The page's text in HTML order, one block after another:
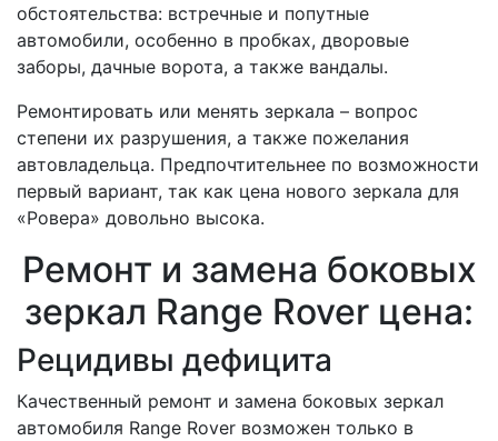
обстоятельства: встречные и попутные
автомобили, особенно в пробках, дворовые
заборы, дачные ворота, а также вандалы.
Ремонтировать или менять зеркала – вопрос
степени их разрушения, а также пожелания
автовладельца. Предпочтительнее по возможности
первый вариант, так как цена нового зеркала для
«Ровера» довольно высока.
Ремонт и замена боковых
зеркал Range Rover цена:
Рецидивы дефицита
Качественный ремонт и замена боковых зеркал
автомобиля Range Rover возможен только в